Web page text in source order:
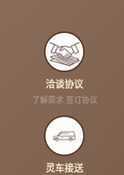
洽谈协议
了解需求 签订协议
灵车接送